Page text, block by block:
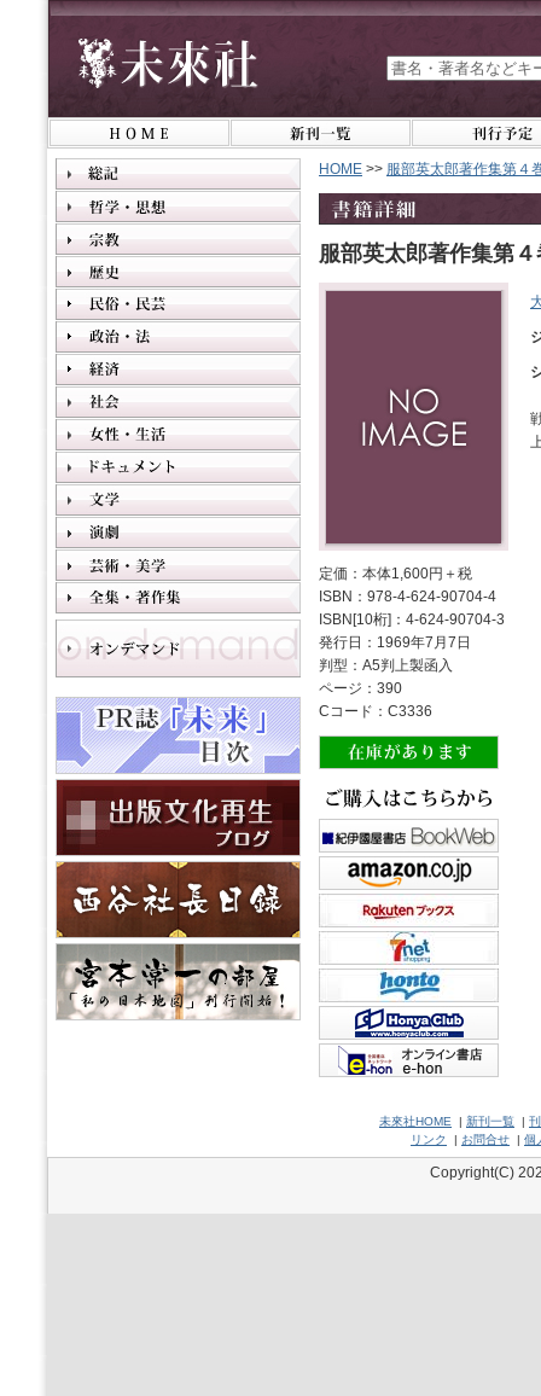
HOME >> 服部英太郎著作集第
服部英太郎著作集第
定価：本体1,600円＋税
ISBN：978-4-624-90704-4
ISBN[10桁]：4-624-90704-3
発行日：1969年7月7日
判型：A5判上製函入
ページ：390
Cコード：C3336
未來社HOME | 新刊一覧 |
リンク
| お問合せ | 個
Copyright(C)